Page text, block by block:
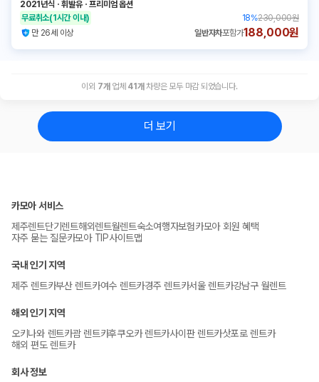
2021년식 ㆍ휘발유ㆍ프리미엄 옵션
무료취소(1시간 이내) 18%230,000원
만 26세 이상
일반자차포함가188,000원
이외 7개 업체 41 개 차량은 모두 마감 되었습니다.
더 보기
카모아 서비스
제주렌트단기렌트해외렌트월렌트숙소여행자보험카모아 회원 혜택
자주 묻는 질문카모아 TIP사이트맵
국내 인기 지역
제주 렌트카부산 렌트카여수 렌트카경주 렌트카서울 렌트카강남구 월렌트
해외 인기 지역
오키나와 렌트카괌 렌트카후쿠오카 렌트카사이판 렌트카삿포로 렌트카
해외 편도 렌트카
회사 정보